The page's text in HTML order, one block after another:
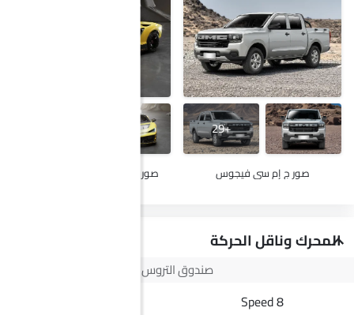
+29
صور ج إم سي فيجوس صور لامبورجيني سلسلة محدودة
المحرك وناقل الحركة
صندوق التروس
8 Speed